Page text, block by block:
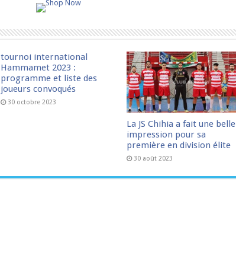
tournoi international
Hammamet 2023 :
programme et liste des
joueurs convoqués
30 octobre 2023
La JS Chihia a fait une belle
impression pour sa
première en division élite
30 août 2023